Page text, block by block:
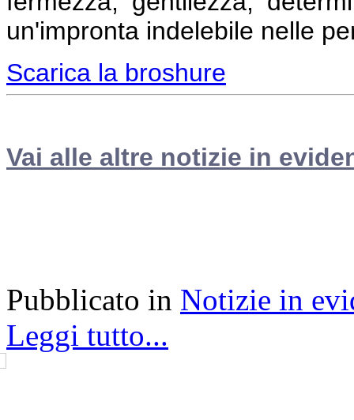
un'impronta indelebile nelle
Scarica la broshure
Vai alle altre notizie in
Pubblicato in Notizie in
Leggi tutto...